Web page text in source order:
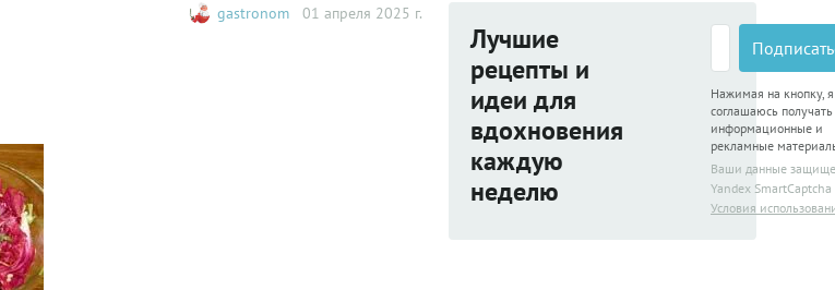
gastronom 01 апреля 2025 г.
Лучшие
рецепты и
идеи для
вдохновения
каждую
неделю
Нажимая на кнопку, я
соглашаюсь получать
информационные и
рекламные
Ваши данные
Yandex SmartCaptcha
Условия